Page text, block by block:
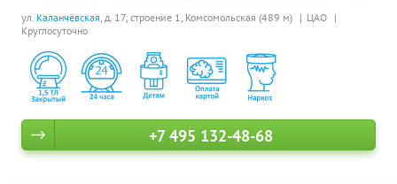
ул. Каланчёвская, д. 17, строение 1, Комсомольская (489 м)
ЦАО
Круглосуточно
+7 495 132-48-68